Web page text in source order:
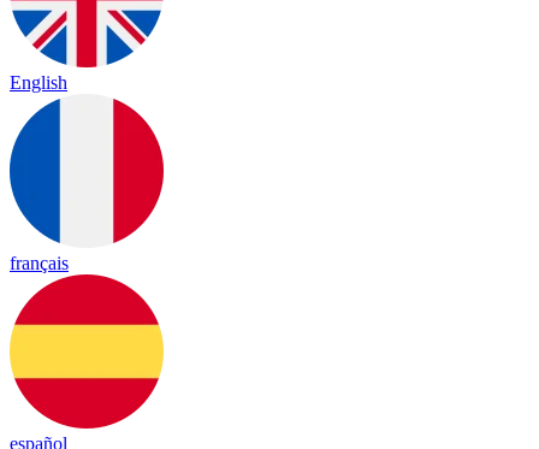
English
français
español